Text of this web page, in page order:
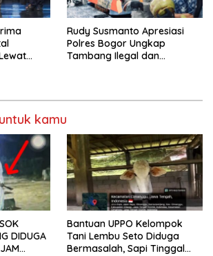
Rudy Susmanto Apresiasi
Polres Bogor Ungkap
Tambang Ilegal dan
kamu
DIDUGA
Bantuan UPPO Kelompok
Tani Lembu Seto Diduga
Bermasalah, Sapi Tinggal